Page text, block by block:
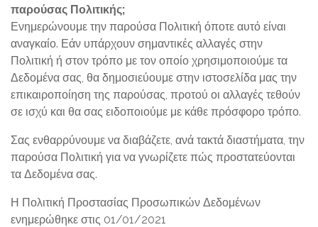
παρούσας Πολιτικής;
Ενημερώνουμε την παρούσα Πολιτική όποτε αυτό είναι
αναγκαίο. Εάν υπάρχουν σημαντικές αλλαγές στην
Πολιτική ή στον τρόπο με τον οποίο χρησιμοποιούμε τα
Δεδομένα σας, θα δημοσιεύουμε στην ιστοσελίδα μας την
επικαιροποίηση της παρούσας, προτού οι αλλαγές τεθούν
σε ισχύ και θα σας ειδοποιούμε με κάθε πρόσφορο τρόπο.
Σας ενθαρρύνουμε να διαβάζετε, ανά τακτά διαστήματα, την
παρούσα Πολιτική για να γνωρίζετε πώς προστατεύονται
τα Δεδομένα σας.
Η Πολιτική Προστασίας Προσωπικών Δεδομένων
ενημερώθηκε στις 01/01/2021